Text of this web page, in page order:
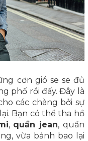
cơn gió se se đủ
phố rồi đấy. Đây là
các chàng bởi sự
Bạn có thể tha hồ
, quần jean, quần
vừa bảnh bao lại